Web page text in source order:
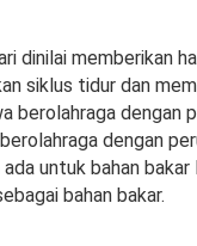
dinilai memberikan
siklus tidur dan
berolahraga dengan
dengan
untuk bahan
bahan bakar.